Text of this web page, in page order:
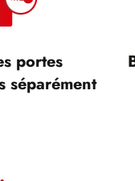
portes
séparément